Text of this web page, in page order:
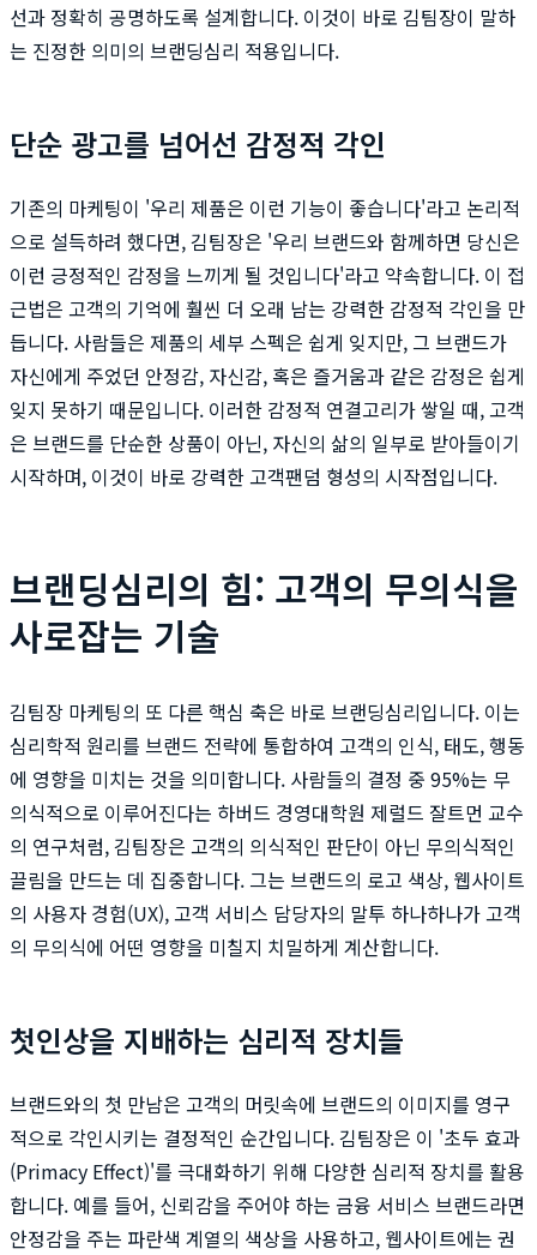
선과 정확히 공명하도록 설계합니다. 이것이 바로 김팀장이 말하
는 진정한 의미의 브랜딩심리 적용입니다.
단순 광고를 넘어선 감정적 각인
기존의 마케팅이 '우리 제품은 이런 기능이 좋습니다'라고 논리적
으로 설득하려 했다면, 김팀장은 '우리 브랜드와 함께하면 당신은
이런 긍정적인 감정을 느끼게 될 것입니다'라고 약속합니다. 이 접
근법은 고객의 기억에 훨씬 더 오래 남는 강력한 감정적 각인을 만
듭니다. 사람들은 제품의 세부 스펙은 쉽게 잊지만, 그 브랜드가
자신에게 주었던 안정감, 자신감, 혹은 즐거움과 같은 감정은 쉽게
잊지 못하기 때문입니다. 이러한 감정적 연결고리가 쌓일 때, 고객
은 브랜드를 단순한 상품이 아닌, 자신의 삶의 일부로 받아들이기
시작하며, 이것이 바로 강력한 고객팬덤 형성의 시작점입니다.
브랜딩심리의 힘: 고객의 무의식을
사로잡는 기술
김팀장 마케팅의 또 다른 핵심 축은 바로 브랜딩심리입니다. 이는
심리학적 원리를 브랜드 전략에 통합하여 고객의 인식, 태도, 행동
에 영향을 미치는 것을 의미합니다. 사람들의 결정 중 95%는 무
의식적으로 이루어진다는 하버드 경영대학원 제럴드 잘트먼 교수
의 연구처럼, 김팀장은 고객의 의식적인 판단이 아닌 무의식적인
끌림을 만드는 데 집중합니다. 그는 브랜드의 로고 색상, 웹사이트
의 사용자 경험(UX), 고객 서비스 담당자의 말투 하나하나가 고객
의 무의식에 어떤 영향을 미칠지 치밀하게 계산합니다.
첫인상을 지배하는 심리적 장치들
브랜드와의 첫 만남은 고객의 머릿속에 브랜드의 이미지를 영구
적으로 각인시키는 결정적인 순간입니다. 김팀장은 이 '초두 효과
(Primacy Effect)'를 극대화하기 위해 다양한 심리적 장치를 활용
합니다. 예를 들어, 신뢰감을 주어야 하는 금융 서비스 브랜드라면
안정감을 주는 파란색 계열의 색상을 사용하고, 웹사이트에는 권